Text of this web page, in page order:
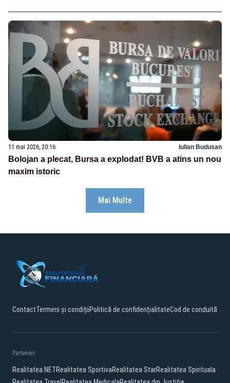
11 mai 2026, 20:16 Iulian Budusan
Bolojan a plecat, Bursa a explodat! BVB a atins un nou
maxim istoric
Mai Multe
ContactTermeni și condițiiPolitică de confidențialitateCod de conduită
Parteneri:
Realitatea.NETRealitatea SportivaRealitatea StarRealitatea Spirituala